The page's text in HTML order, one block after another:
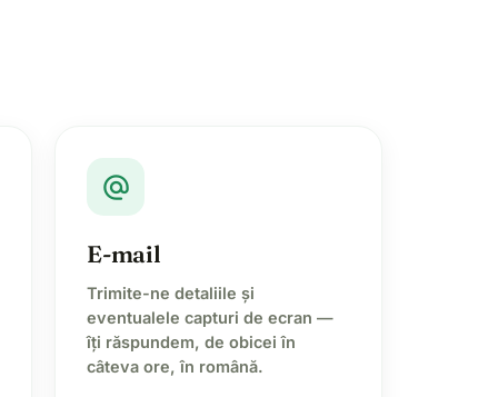
alternate_email
E-mail
Trimite-ne detaliile și
eventualele capturi de ecran —
îți răspundem, de obicei în
câteva ore, în română.